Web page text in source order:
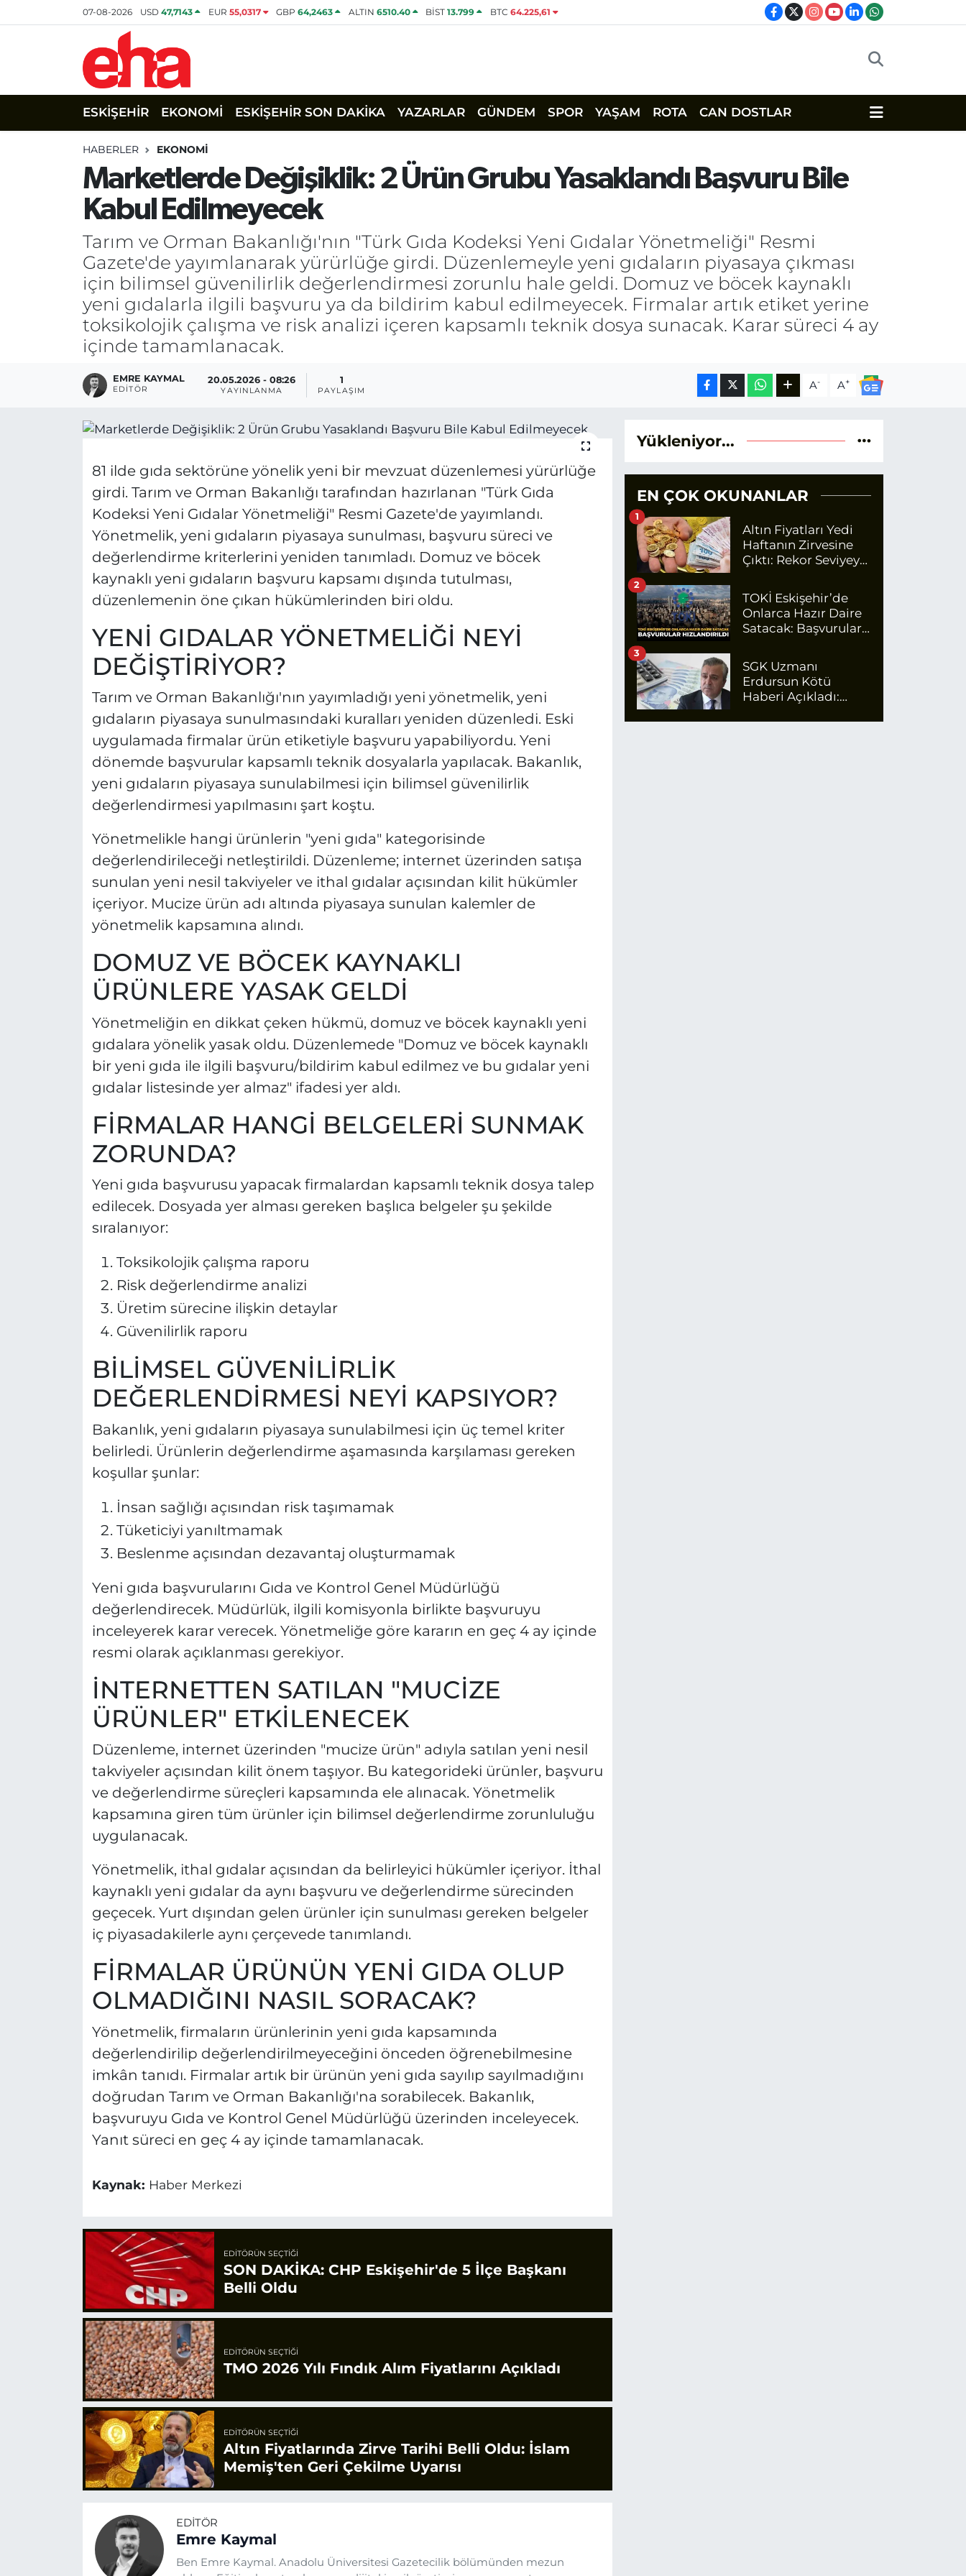
07-08-2026 USD47,7143 EUR 55,0317 GBP64,2463 ALTIN 6510.40 BİST13.799 BTC 64.225,61
ESKİŞEHİR EKONOMİ ESKİŞEHİR SON DAKİKA YAZARLAR GÜNDEM SPOR YAŞAM ROTA CAN DOSTLAR
HABERLER EKONOMİ
Marketlerde Değişiklik: 2 Ürün Grubu Yasaklandı Başvuru Bile
Kabul Edilmeyecek
Tarım ve Orman Bakanlığı'nın "Türk Gıda Kodeksi Yeni Gıdalar Yönetmeliği" Resmi
Gazete'de yayımlanarak yürürlüğe girdi. Düzenlemeyle yeni gıdaların piyasaya çıkması
için bilimsel güvenilirlik değerlendirmesi zorunlu hale geldi. Domuz ve böcek kaynaklı
yeni gıdalarla ilgili başvuru ya da bildirim kabul edilmeyecek. Firmalar artık etiket yerine
toksikolojik çalışma ve risk analizi içeren kapsamlı teknik dosya sunacak. Karar süreci 4 ay
içinde tamamlanacak.
EMRE KAYMAL
EDITÖR
20.05.2026 - 08:26
YAYINLANMA
1
PAYLAŞIM A- A+
81 ilde gıda sektörüne yönelik yeni bir mevzuat düzenlemesi yürürlüğe
girdi. Tarım ve Orman Bakanlığı tarafından hazırlanan "Türk Gıda
Kodeksi Yeni Gıdalar Yönetmeliği" Resmi Gazete'de yayımlandı.
Yönetmelik, yeni gıdaların piyasaya sunulması, başvuru süreci ve
değerlendirme kriterlerini yeniden tanımladı. Domuz ve böcek
kaynaklı yeni gıdaların başvuru kapsamı dışında tutulması,
düzenlemenin öne çıkan hükümlerinden biri oldu.
YENİ GIDALAR YÖNETMELİĞİ NEYİ
DEĞİŞTİRİYOR?
Tarım ve Orman Bakanlığı'nın yayımladığı yeni yönetmelik, yeni
gıdaların piyasaya sunulmasındaki kuralları yeniden düzenledi. Eski
uygulamada firmalar ürün etiketiyle başvuru yapabiliyordu. Yeni
dönemde başvurular kapsamlı teknik dosyalarla yapılacak. Bakanlık,
yeni gıdaların piyasaya sunulabilmesi için bilimsel güvenilirlik
değerlendirmesi yapılmasını şart koştu.
Yönetmelikle hangi ürünlerin "yeni gıda" kategorisinde
değerlendirileceği netleştirildi. Düzenleme; internet üzerinden satışa
sunulan yeni nesil takviyeler ve ithal gıdalar açısından kilit hükümler
içeriyor. Mucize ürün adı altında piyasaya sunulan kalemler de
yönetmelik kapsamına alındı.
DOMUZ VE BÖCEK KAYNAKLI
ÜRÜNLERE YASAK GELDİ
Yönetmeliğin en dikkat çeken hükmü, domuz ve böcek kaynaklı yeni
gıdalara yönelik yasak oldu. Düzenlemede "Domuz ve böcek kaynaklı
bir yeni gıda ile ilgili başvuru/bildirim kabul edilmez ve bu gıdalar yeni
gıdalar listesinde yer almaz" ifadesi yer aldı.
FİRMALAR HANGİ BELGELERİ SUNMAK
ZORUNDA?
Yeni gıda başvurusu yapacak firmalardan kapsamlı teknik dosya talep
edilecek. Dosyada yer alması gereken başlıca belgeler şu şekilde
sıralanıyor:
Toksikolojik çalışma raporu
Risk değerlendirme analizi
Üretim sürecine ilişkin detaylar
Güvenilirlik raporu
BİLİMSEL GÜVENİLİRLİK
DEĞERLENDİRMESİ NEYİ KAPSIYOR?
Bakanlık, yeni gıdaların piyasaya sunulabilmesi için üç temel kriter
belirledi. Ürünlerin değerlendirme aşamasında karşılaması gereken
koşullar şunlar:
İnsan sağlığı açısından risk taşımamak
Tüketiciyi yanıltmamak
Beslenme açısından dezavantaj oluşturmamak
Yeni gıda başvurularını Gıda ve Kontrol Genel Müdürlüğü
değerlendirecek. Müdürlük, ilgili komisyonla birlikte başvuruyu
inceleyerek karar verecek. Yönetmeliğe göre kararın en geç 4 ay içinde
resmi olarak açıklanması gerekiyor.
İNTERNETTEN SATILAN "MUCİZE
ÜRÜNLER" ETKİLENECEK
Düzenleme, internet üzerinden "mucize ürün" adıyla satılan yeni nesil
takviyeler açısından kilit önem taşıyor. Bu kategorideki ürünler, başvuru
ve değerlendirme süreçleri kapsamında ele alınacak. Yönetmelik
kapsamına giren tüm ürünler için bilimsel değerlendirme zorunluluğu
uygulanacak.
Yönetmelik, ithal gıdalar açısından da belirleyici hükümler içeriyor. İthal
kaynaklı yeni gıdalar da aynı başvuru ve değerlendirme sürecinden
geçecek. Yurt dışından gelen ürünler için sunulması gereken belgeler
iç piyasadakilerle aynı çerçevede tanımlandı.
FİRMALAR ÜRÜNÜN YENİ GIDA OLUP
OLMADIĞINI NASIL SORACAK?
Yönetmelik, firmaların ürünlerinin yeni gıda kapsamında
değerlendirilip değerlendirilmeyeceğini önceden öğrenebilmesine
imkân tanıdı. Firmalar artık bir ürünün yeni gıda sayılıp sayılmadığını
doğrudan Tarım ve Orman Bakanlığı'na sorabilecek. Bakanlık,
başvuruyu Gıda ve Kontrol Genel Müdürlüğü üzerinden inceleyecek.
Yanıt süreci en geç 4 ay içinde tamamlanacak.
Kaynak: Haber Merkezi
EDITÖRÜN SEÇTIĞI
SON DAKİKA: CHP Eskişehir'de 5 İlçe Başkanı
Belli Oldu
EDITÖRÜN SEÇTIĞI
TMO 2026 Yılı Fındık Alım Fiyatlarını Açıkladı
EDITÖRÜN SEÇTIĞI
Altın Fiyatlarında Zirve Tarihi Belli Oldu: İslam
Memiş'ten Geri Çekilme Uyarısı
EDITÖR
Emre Kaymal
Ben Emre Kaymal. Anadolu Üniversitesi Gazetecilik bölümünden mezun
Yükleniyor...
EN ÇOK OKUNANLAR
Altın Fiyatları Yedi
Haftanın Zirvesine
Çıktı: Rekor Seviyeye
1
TOKİ Eskişehir’de
Onlarca Hazır Daire
Satacak: Başvurular
2
SGK Uzmanı
Erdursun Kötü
Haberi Açıkladı:
İçin Net Rakam
3